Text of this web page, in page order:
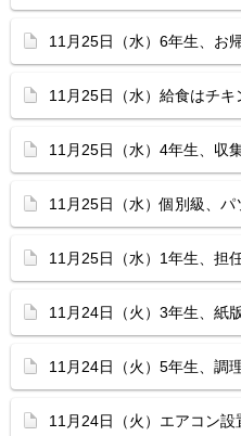
11月25日（水）6年生、お
11月25日（水）給食はチキ
11月25日（水）4年生、収
11月25日（水）個別級、パ
11月25日（水）1年生、担
11月24日（火）3年生、紙
11月24日（火）5年生、調
11月24日（火）エアコン設